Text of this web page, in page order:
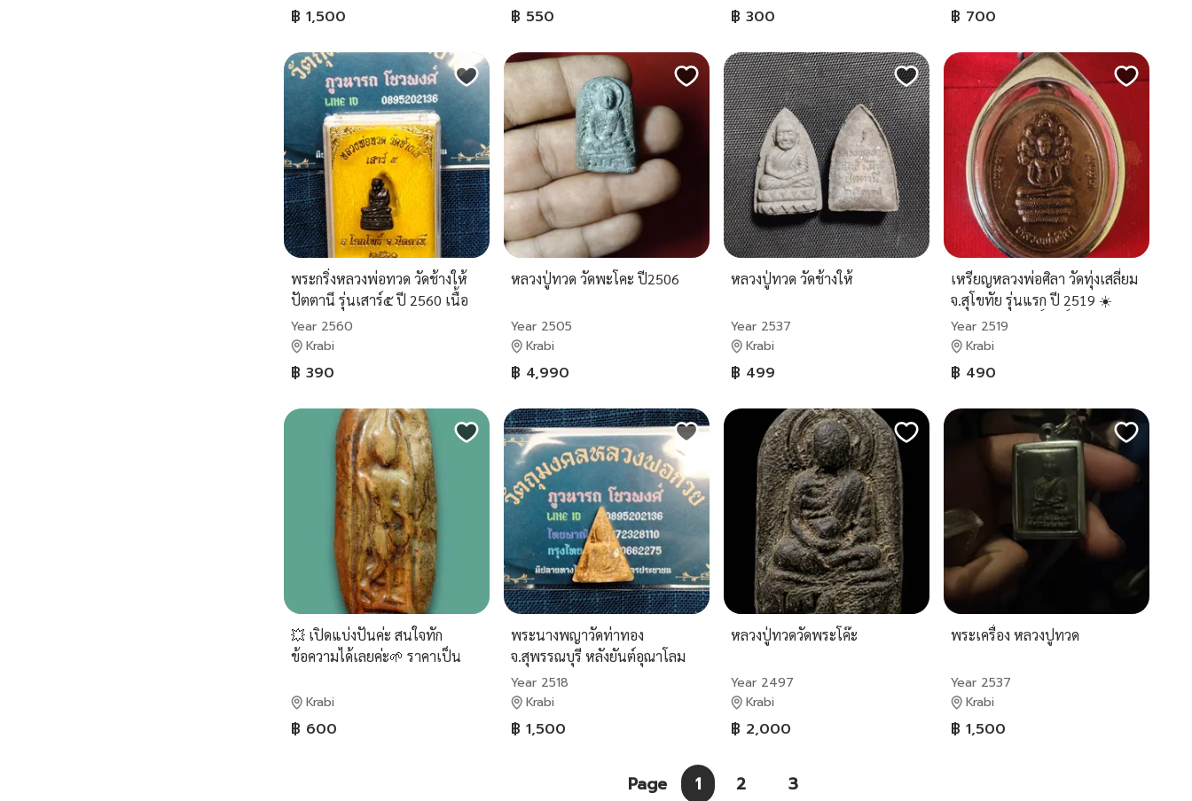
฿ 1,500 ฿ 550 ฿ 300 ฿ 700
พระกริ่งหลวงพ่อทวด วัดช้างให้
ปัตตานี รุ่นเสาร์๕ ปี 2560 เนื้อ
ทองแดงรมดำ
Year 2560
Krabi
฿ 390
หลวงปู่ทวด วัดพะโคะ ปี2506
Year 2505
Krabi
฿ 4,990
หลวงปู่ทวด วัดช้างให้
Year 2537
Krabi
฿ 499
เหรียญหลวงพ่อศิลา วัดทุ่งเสลี่ยม
จ.สุโขทัย รุ่นแรก ปี 2519 ☀️
พระพุทธรูปศักดิ์สิทธิ์ปางนาคปรก
Year 2519
Krabi
฿ 490
💥 เปิดแบ่งปันค่ะ สนใจทัก
ข้อความได้เลยค่ะ🌱 ราคาเป็น
Krabi
฿ 600
พระนางพญาวัดท่าทอง
จ.สุพรรณบุรี หลังยันต์อุณาโลม
ปี2518 หลวงพ่อกวย ลืมตาเสก
เนื้อผงพุทธคุณ
Year 2518
Krabi
฿ 1,500
หลวงปู่ทวดวัดพระโค๊ะ
Year 2497
Krabi
฿ 2,000
พระเครื่อง หลวงปูทวด
Year 2537
Krabi
฿ 1,500
Page 1 2 3